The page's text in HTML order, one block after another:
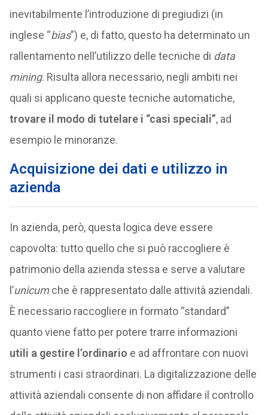
inevitabilmente l’introduzione di pregiudizi (in
inglese “bias”) e, di fatto, questo ha determinato un
rallentamento nell’utilizzo delle tecniche di data
mining. Risulta allora necessario, negli ambiti nei
quali si applicano queste tecniche automatiche,
trovare il modo di tutelare i “casi speciali”, ad
esempio le minoranze.
Acquisizione dei dati e utilizzo in
azienda
In azienda, però, questa logica deve essere
capovolta: tutto quello che si può raccogliere è
patrimonio della azienda stessa e serve a valutare
l’unicumche è rappresentato dalle attività aziendali.
È necessario raccogliere in formato “standard”
quanto viene fatto per potere trarre informazioni
utili a gestire l’ordinario e ad affrontare con nuovi
strumenti i casi straordinari. La digitalizzazione delle
attività aziendali consente di non affidare il controllo